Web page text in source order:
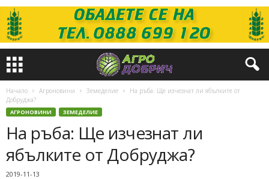
Начало Агроновини Земеделие
На ръба: Ще изчезнат ли ябълките от
Добруджа?
АГРОНОВИНИ ЗЕМЕДЕЛИЕ
На ръба: Ще изчезнат ли
ябълките от Добруджа?
2019-11-13